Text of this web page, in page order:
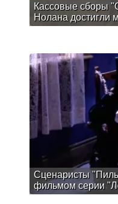
Кассовые сборы
Нолана достигли
Сценаристы
фильмом серии